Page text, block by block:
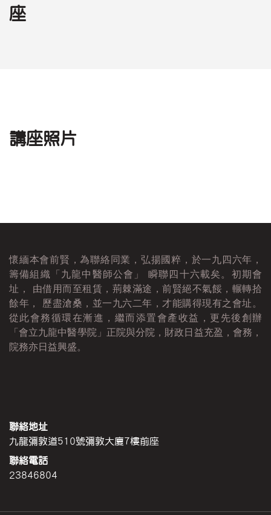
座
講座照片
懷緬本會前賢，為聯絡同業，弘揚國粹，於一九四六年，
籌備組織「九龍中醫師公會」 瞬聯四十六載矣。初期會
址， 由借用而至租賃，荊棘滿途，前賢絕不氣餒，輾轉拾
餘年， 歷盡滄桑，並一九六二年，才能購得現有之會址。
從此會務循環在漸進，繼而添置會產收益，更先後創辦
「會立九龍中醫學院」正院與分院，財政日益充盈，會務，
院務亦日益興盛。
聯絡地址
九龍彌敦道510號彌敦大廈7樓前座
聯絡電話
23846804